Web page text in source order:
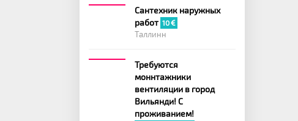
Сантехник наружных
работ 10
Таллинн
Требуются
моннтажники
вентиляции в город
Вильянди! С
проживанием!